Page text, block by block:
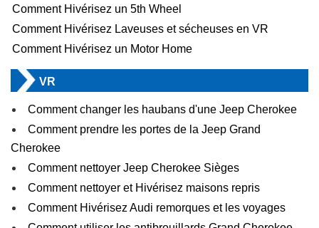
Comment Hivérisez un 5th Wheel
Comment Hivérisez Laveuses et sécheuses en VR
Comment Hivérisez un Motor Home
VR
Comment changer les haubans d'une Jeep Cherokee
Comment prendre les portes de la Jeep Grand
Cherokee
Comment nettoyer Jeep Cherokee Sièges
Comment nettoyer et Hivérisez maisons repris
Comment Hivérisez Audi remorques et les voyages